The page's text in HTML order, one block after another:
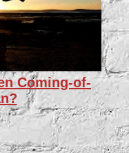
Coming-of-